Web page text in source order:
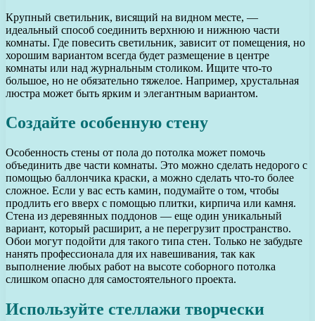
Крупный светильник, висящий на видном месте, —
идеальный способ соединить верхнюю и нижнюю части
комнаты. Где повесить светильник, зависит от помещения, но
хорошим вариантом всегда будет размещение в центре
комнаты или над журнальным столиком. Ищите что-то
большое, но не обязательно тяжелое. Например, хрустальная
люстра может быть ярким и элегантным вариантом.
Создайте особенную стену
Особенность стены от пола до потолка может помочь
объединить две части комнаты. Это можно сделать недорого с
помощью баллончика краски, а можно сделать что-то более
сложное. Если у вас есть камин, подумайте о том, чтобы
продлить его вверх с помощью плитки, кирпича или камня.
Стена из деревянных поддонов — еще один уникальный
вариант, который расширит, а не перегрузит пространство.
Обои могут подойти для такого типа стен. Только не забудьте
нанять профессионала для их навешивания, так как
выполнение любых работ на высоте соборного потолка
слишком опасно для самостоятельного проекта.
Используйте стеллажи творчески